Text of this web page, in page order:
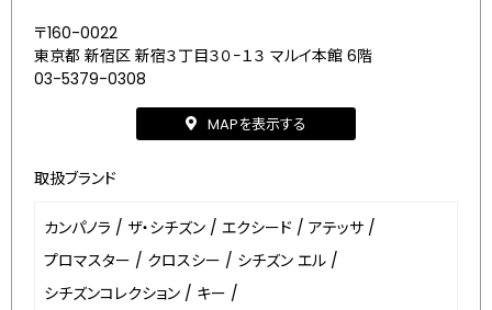
〒160-0022
東京都 新宿区 新宿３丁目３０−１３ マルイ本館 6階
03-5379-0308
MAPを表示する
取扱ブランド
カンパノラ / ザ・シチズン / エクシード / アテッサ /
プロマスター / クロスシー / シチズン エル /
シチズンコレクション / キー /